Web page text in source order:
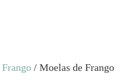
Frango / Moelas de Frango